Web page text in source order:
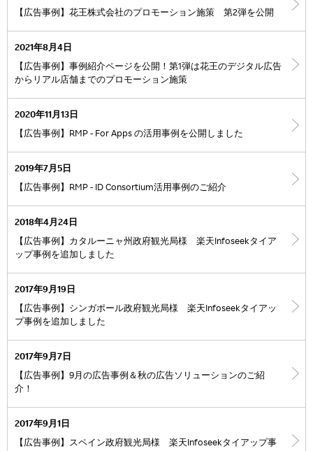
【広告事例】花王株式会社のプロモーション施策 第2弾を公開
2021年8月4日
【広告事例】事例紹介ページを公開！第1弾は花王のデジタル広告
からリアル店舗までのプロモーション施策
2020年11月13日
【広告事例】RMP - For Apps の活用事例を公開しました
2019年7月5日
【広告事例】RMP - ID Consortium活用事例のご紹介
2018年4月24日
【広告事例】カタルーニャ州政府観光局様 楽天Infoseekタイア
ップ事例を追加しました
2017年9月19日
【広告事例】シンガポール政府観光局様 楽天Infoseekタイアッ
プ事例を追加しました
2017年9月7日
【広告事例】9月の広告事例＆秋の広告ソリューションのご紹
介！
2017年9月1日
【広告事例】スペイン政府観光局様 楽天Infoseekタイアップ事